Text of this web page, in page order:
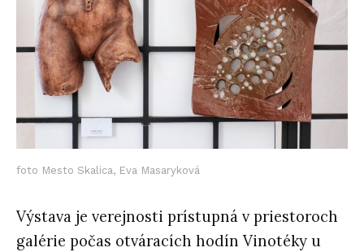
foto Mesto Skalica, Eva Masaryková
Výstava je verejnosti prístupná v priestoroch
galérie počas otváracích hodín Vinotéky u